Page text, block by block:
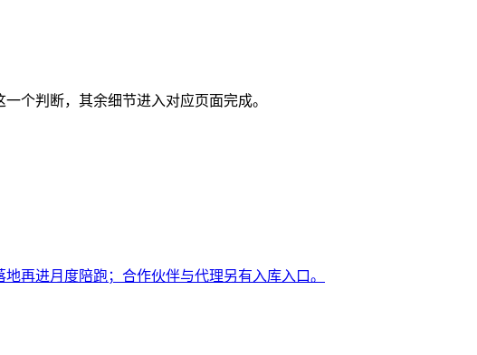
个判断，其余细节进入对应页面完成。
再进月度陪跑；合作伙伴与代理另有入库入口。